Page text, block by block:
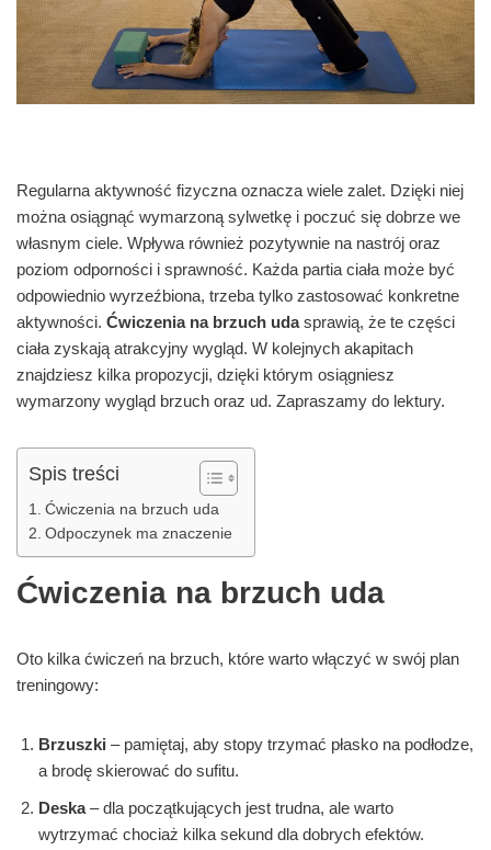
Regularna aktywność fizyczna oznacza wiele zalet. Dzięki niej
można osiągnąć wymarzoną sylwetkę i poczuć się dobrze we
własnym ciele. Wpływa również pozytywnie na nastrój oraz
poziom odporności i sprawność. Każda partia ciała może być
odpowiednio wyrzeźbiona, trzeba tylko zastosować konkretne
aktywności. Ćwiczenia na brzuch udasprawią, że te części
ciała zyskają atrakcyjny wygląd. W kolejnych akapitach
znajdziesz kilka propozycji, dzięki którym osiągniesz
wymarzony wygląd brzuch oraz ud. Zapraszamy do lektury.
Spis treści
Ćwiczenia na brzuch uda
Odpoczynek ma znaczenie
Ćwiczenia na brzuch uda
Oto kilka ćwiczeń na brzuch, które warto włączyć w swój plan
treningowy:
Brzuszki – pamiętaj, aby stopy trzymać płasko na podłodze,
a brodę skierować do sufitu.
Deska– dla początkujących jest trudna, ale warto
wytrzymać chociaż kilka sekund dla dobrych efektów.